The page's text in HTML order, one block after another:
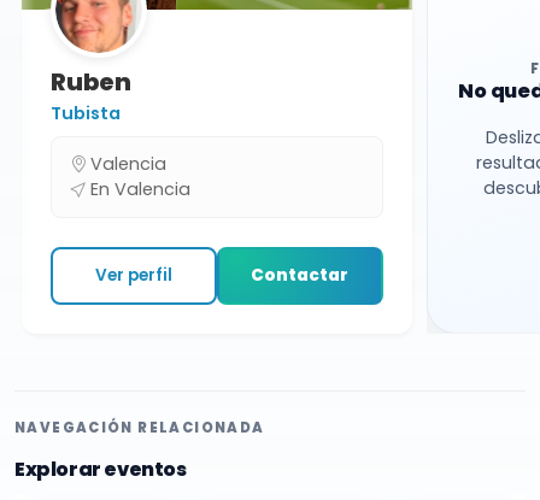
Ruben
Tubista
Valencia
En Valencia
Ver perfil Contactar
No
NAVEGACIÓN RELACIONADA
Explorar eventos